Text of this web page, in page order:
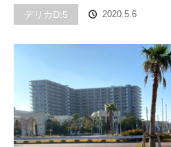
デリカD:5 2020.5.6